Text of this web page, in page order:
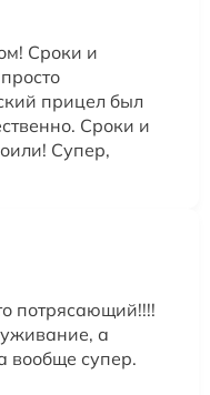
Сроки и
прицел был
Сроки и
Супер,
потрясающий!!!!
а
вообще супер.